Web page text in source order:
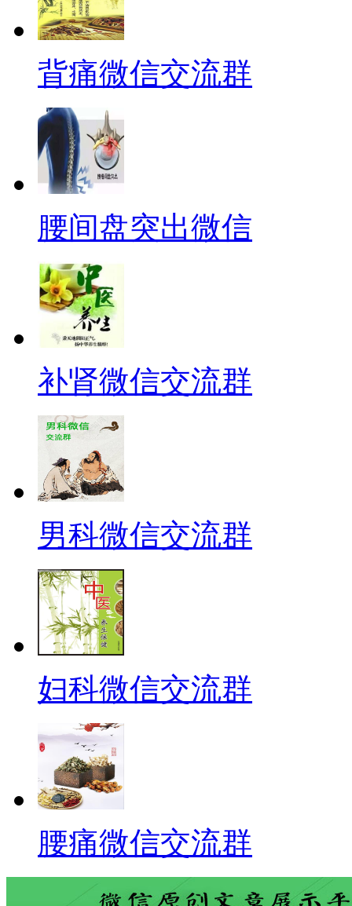
背痛微信交流群
腰间盘突出微信
补肾微信交流群
男科微信交流群
妇科微信交流群
腰痛微信交流群